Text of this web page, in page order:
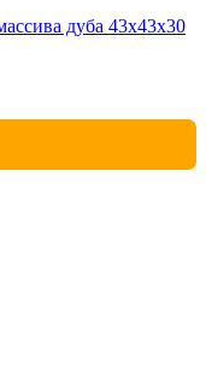
дуба 43х43х30